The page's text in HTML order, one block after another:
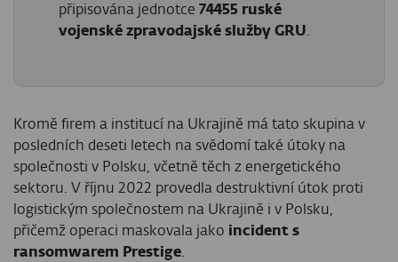
připisována jednotce 74455 ruské
vojenské zpravodajské služby GRU.
Kromě firem a institucí na Ukrajině má tato skupina v
posledních deseti letech na svědomí také útoky na
společnosti v Polsku, včetně těch z energetického
sektoru. V říjnu 2022 provedla destruktivní útok proti
logistickým společnostem na Ukrajině i v Polsku,
přičemž operaci maskovala jako incident s
ransomwarem Prestige.